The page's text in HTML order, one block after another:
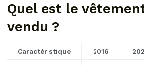
Quel est le
vendu ?
Caractéristique 2016